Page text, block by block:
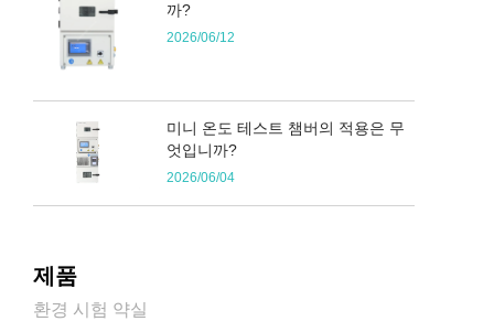
까?
2026/06/12
미니 온도 테스트 챔버의 적용은 무
엇입니까?
2026/06/04
제품
환경 시험 약실